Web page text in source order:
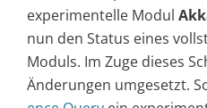
experimentelle Modul
nun den Status eines
Moduls. Im Zuge dieses
Änderungen umgesetzt.